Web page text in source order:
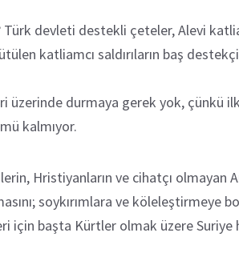
devleti destekli çeteler, Alevi
katliamcı saldırıların baş
üzerinde durmaya gerek yok, çünkü
kalmıyor.
Hristiyanların ve cihatçı olmayan
soykırımlara ve köleleştirmeye
için başta Kürtler olmak üzere Suriye